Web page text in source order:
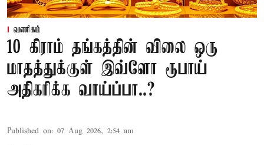
வணிகம்
10 கிராம் தங்கத்தின் விலை ஒரு
மாதத்துக்குள் இவ்ளோ ரூபாய்
அதிகரிக்க வாய்ப்பா..?
Published on: 07 Aug 2026, 2:54 am